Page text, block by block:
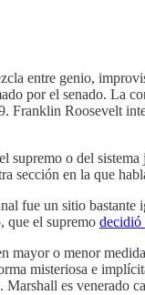
entre genio,
por el senado. La
Franklin Roosevelt
supremo o del
en la que
fue un sitio
que el supremo decidió
mayor o menor
misteriosa e
es venerado